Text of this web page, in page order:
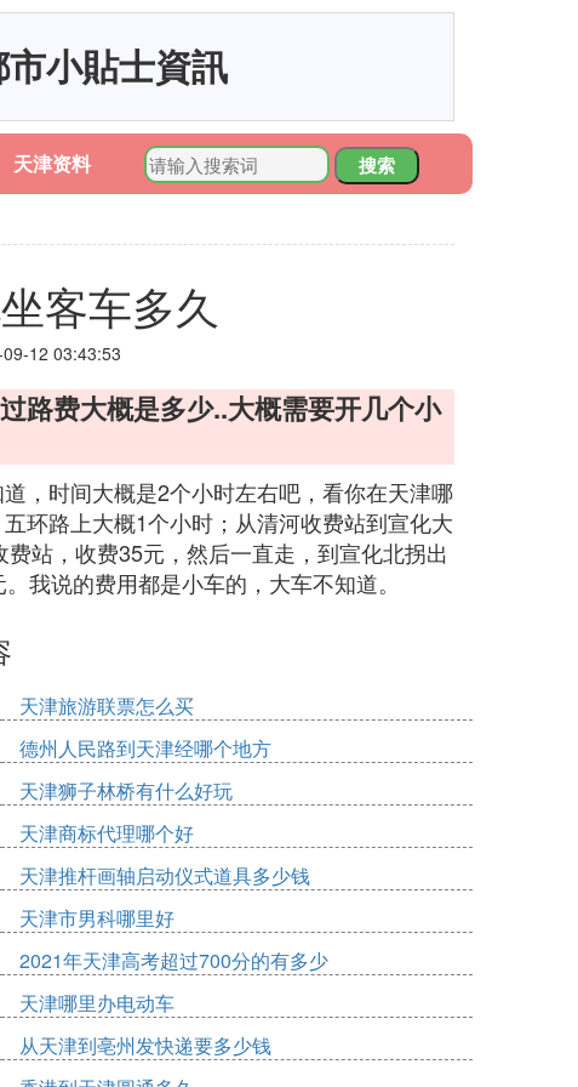
小貼士資訊
天津资料
搜索
客车多久
12 03:43:53
路费大概是多少..大概需要开几个小
，时间大概是2个小时左右吧，看你在天津哪
环路上大概1个小时；从清河收费站到宣化大
站，收费35元，然后一直走，到宣化北拐出
我说的费用都是小车的，大车不知道。
天津旅游联票怎么买
德州人民路到天津经哪个地方
天津狮子林桥有什么好玩
天津商标代理哪个好
天津推杆画轴启动仪式道具多少钱
天津市男科哪里好
2021年天津高考超过700分的有多少
天津哪里办电动车
从天津到亳州发快递要多少钱